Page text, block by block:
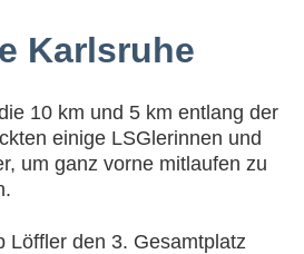
Karlsruhe
10 km und 5 km entlang der
einige LSGlerinnen und
um ganz vorne mitlaufen zu
Löffler den 3. Gesamtplatz